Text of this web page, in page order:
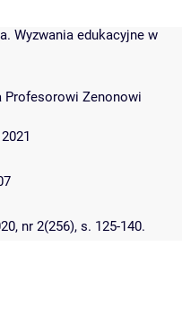
Wyzwania edukacyjne w
Profesorowi Zenonowi
nr 2(256), s. 125-140.